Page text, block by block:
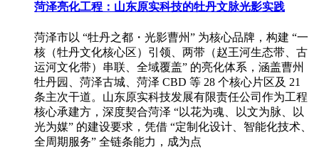
菏泽亮化工程：山东原实科技的牡丹文脉光影实践
菏泽市以 “牡丹之都・光影曹州” 为核心品牌，构建 “一
核（牡丹文化核心区）引领、两带（赵王河生态带、古
运河文化带）串联、全域覆盖” 的亮化体系，涵盖曹州
牡丹园、菏泽古城、菏泽 CBD 等 28 个核心片区及 21
条主次干道。山东原实科技发展有限责任公司作为工程
核心承建方，深度契合菏泽 “以花为魂、以文为脉、以
光为媒” 的建设要求，凭借 “定制化设计、智能化技术、
全周期服务” 全链条能力，成为点